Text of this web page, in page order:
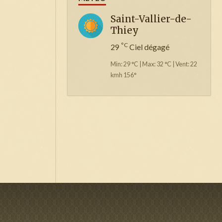
Saint-Vallier-de-
Thiey
29 °C Ciel dégagé
Min: 29 °C | Max: 32 °C | Vent: 22
kmh 156°